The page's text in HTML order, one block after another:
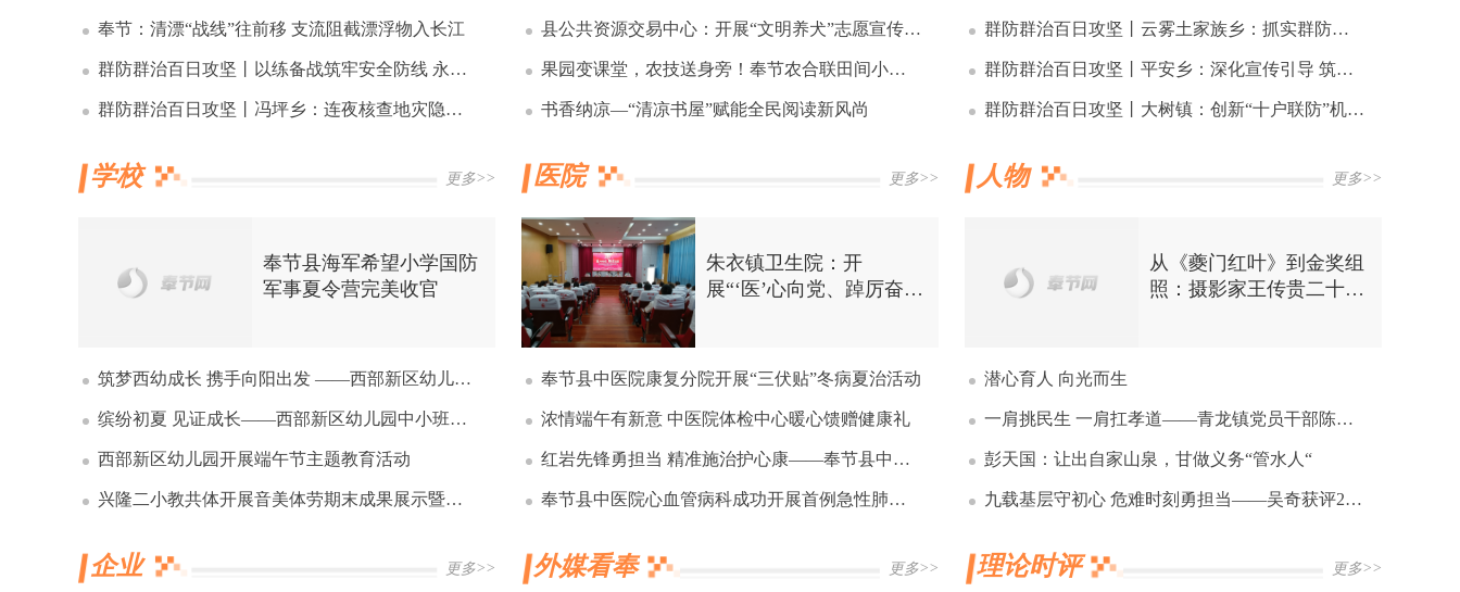
奉节：清漂“战线”往前移 支流阻截漂浮物入长江
群防群治百日攻坚丨以练备战筑牢安全防线 永乐镇扎实开展群众转移演练
群防群治百日攻坚丨冯坪乡：连夜核查地灾隐患 20公里道路“雨中清障”
县公共资源交易中心：开展“文明养犬”志愿宣传活动
果园变课堂，农技送身旁！奉节农合联田间小讲堂开课
书香纳凉—“清凉书屋”赋能全民阅读新风尚
群防群治百日攻坚丨云雾土家族乡：抓实群防群治百日攻坚 多维宣传筑牢防灾减灾安全防线
群防群治百日攻坚丨平安乡：深化宣传引导 筑牢防汛屏障
群防群治百日攻坚丨大树镇：创新“十户联防”机制纵深推进 防灾减灾群防群治百日攻坚
学校 更多>>
奉节县海军希望小学国防
军事夏令营完美收官
筑梦西幼成长 携手向阳出发 ——西部新区幼儿园举办大班毕业典礼
缤纷初夏 见证成长——西部新区幼儿园中小班散学典礼圆满落幕
西部新区幼儿园开展端午节主题教育活动
兴隆二小教共体开展音美体劳期末成果展示暨端午民俗主题活动
医院 更多>>
朱衣镇卫生院：开
展“‘医’心向党、踔厉奋进”
奉节县中医院康复分院开展“三伏贴”冬病夏治活动
浓情端午有新意 中医院体检中心暖心馈赠健康礼
红岩先锋勇担当 精准施治护心康——奉节县中医院心血管病科成功救治高危复杂 左主干病变心梗患者
奉节县中医院心血管病科成功开展首例急性肺栓塞介入取栓术
人物 更多>>
从《夔门红叶》到金奖组
照：摄影家王传贵二十三
潜心育人 向光而生
一肩挑民生 一肩扛孝道——青龙镇党员干部陈奎忠 20 载坚守诠释基层干部最美模样
彭天国：让出自家山泉，甘做义务“管水人“
九载基层守初心 危难时刻勇担当——吴奇获评2025年度“最美重庆人”
企业 更多>> 外媒看奉 更多>> 理论时评 更多>>